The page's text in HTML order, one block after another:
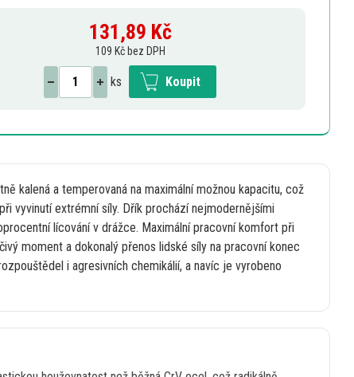
131,89 Kč
109 Kč bez DPH
ks Koupit
kalená a temperovaná na maximální možnou kapacitu, což
při vyvinutí extrémní síly. Dřík prochází nejmodernějšími
lícovánív drážce. Maximální pracovní komfort při
moment a dokonalý přenos lidské síly na pracovní konec
i agresivních chemikálií, a navíc je vyrobeno